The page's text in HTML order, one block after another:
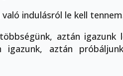
indulásról le kell
aztán igazunk
aztán